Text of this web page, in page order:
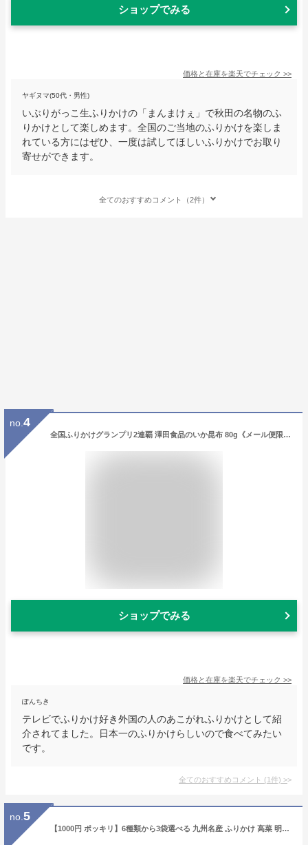
ショップでみる
価格と在庫を楽天でチェック >>
ヤギヌマ(50代・男性)
いぶりがっこ生ふりかけの「まんまけぇ」で秋田の名物のふ
りかけとして楽しめます。全国のご当地のふりかけを楽しま
れている方にはぜひ、一度は試してほしいふりかけでお取り
寄せができます。
全てのおすすめコメント（2件）
no. 4
全国ふりかけグランプリ2連覇 澤田食品のいか昆布 80g《メール便限定送料無料/代引き不可/着日指定不可》 ギフト お歳暮 ハロウィン お取り寄せグルメ ポイント消化 食品 ギフト
ショップでみる
価格と在庫を楽天でチェック >>
ぽんちき
テレビでふりかけ好き外国の人のあこがれふりかけとして紹
介されてました。日本一のふりかけらしいので食べてみたい
です。
全てのおすすめコメント (1件) >
no. 5
【1000円 ポッキリ】6種類から3袋選べる 九州名産 ふりかけ 高菜 明太子 地頭鶏 皿うどん 柚子 九州出身 鹿児島黒豚 浦島海苔 熊本 鹿児島 宮崎 福岡 ご当地 ふりかけ 新商品 ご飯 おにぎり 夏バテ セット 絶品 高級 メール便 美味しいふりかけ 夏休み 送料無料